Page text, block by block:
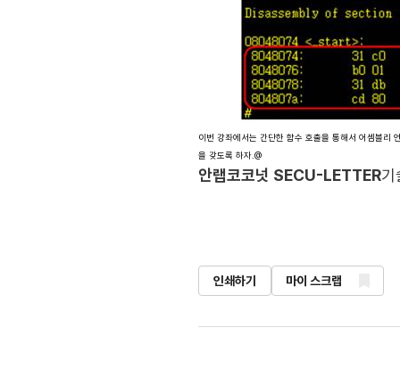
이번 강좌에서는 간단한 함수 호출을 통해서 어셈블
을 갖도록 하자.@
안랩코코넛 SECU-LETTER기
인쇄하기 마이 스크랩